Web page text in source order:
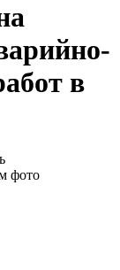
в
фото